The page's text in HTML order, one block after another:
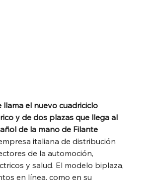
llama el nuevo cuadriciclo
y de dos plazas que llega al
de la mano de Filante
italiana de distribución
de la automoción,
y salud. El modelo biplaza,
en línea, como en su